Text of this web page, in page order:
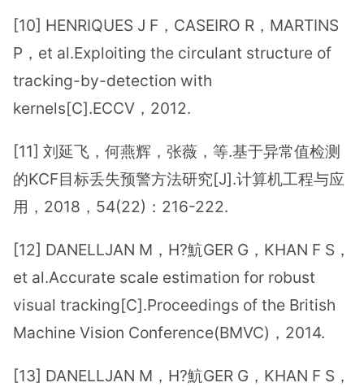
[10] HENRIQUES J F，CASEIRO R，MARTINS
P，et al.Exploiting the circulant structure of
tracking-by-detection with
kernels[C].ECCV，2012.
[11] 刘延飞，何燕辉，张薇，等.基于异常值检测
的KCF目标丢失预警方法研究[J].计算机工程与应
用，2018，54(22)：216-222.
[12] DANELLJAN M，H?魧GER G，KHAN F S，
et al.Accurate scale estimation for robust
visual tracking[C].Proceedings of the British
Machine Vision Conference(BMVC)，2014.
[13] DANELLJAN M，H?魧GER G，KHAN F S，